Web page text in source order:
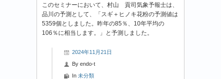
このセミナーにおいて、村山 貢司気象予報士は、
品川の予測として、「スギ＋ヒノキ花粉の予測値は
5359個としました。昨年の85％、10年平均の
106％に相当します。」と予測しました。
2024年11月21日
By endo-t
In 未分類